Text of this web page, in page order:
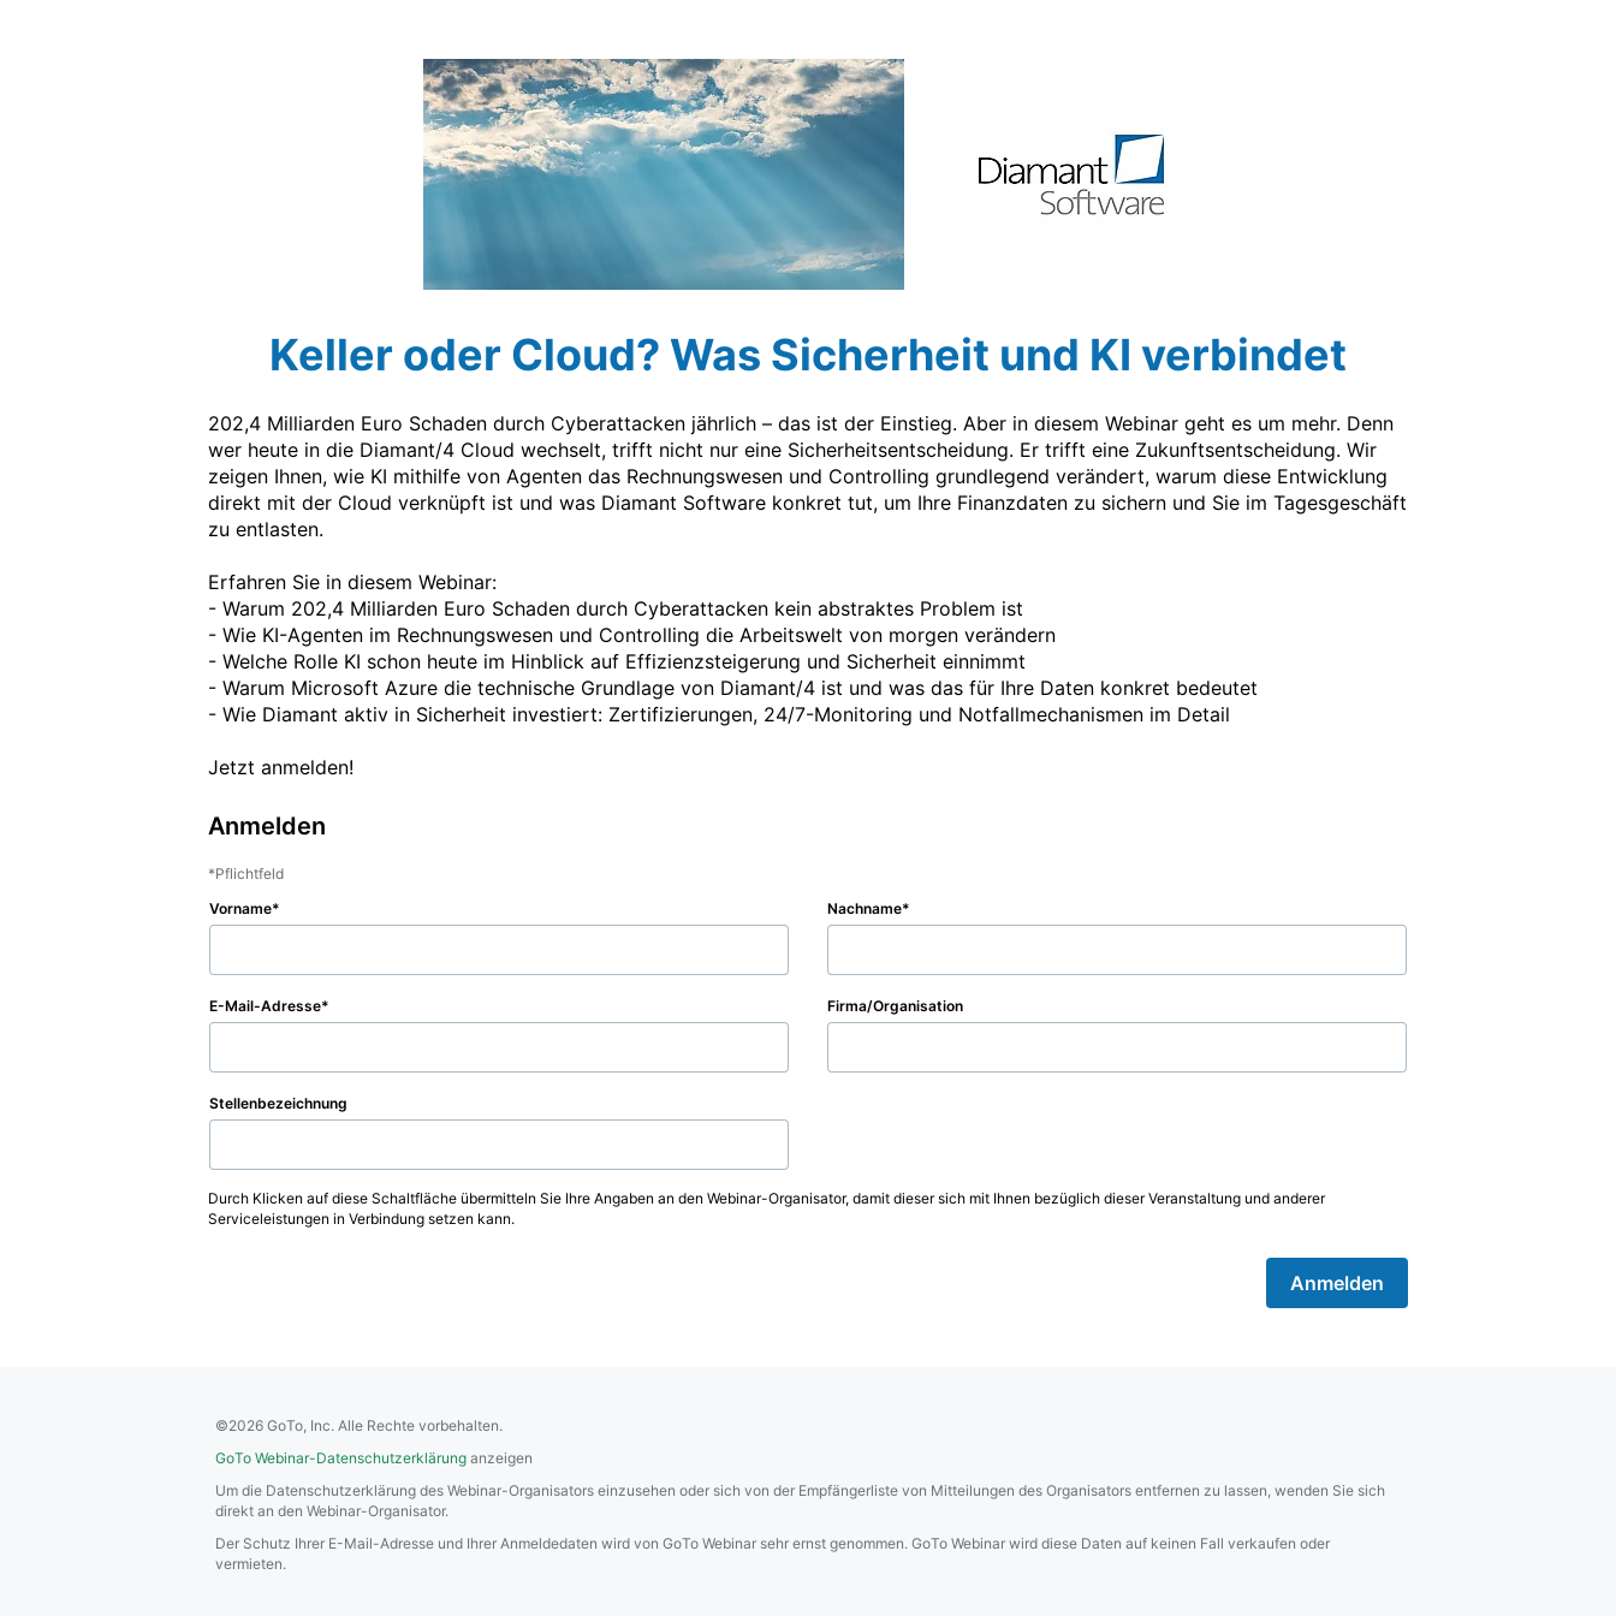
Keller oder Cloud? Was Sicherheit und KI verbindet
202,4 Milliarden Euro Schaden durch Cyberattacken jährlich – das ist der Einstieg. Aber in diesem Webinar geht es um mehr. Denn
wer heute in die Diamant/4 Cloud wechselt, trifft nicht nur eine Sicherheitsentscheidung. Er trifft eine Zukunftsentscheidung. Wir
zeigen Ihnen, wie KI mithilfe von Agenten das Rechnungswesen und Controlling grundlegend verändert, warum diese Entwicklung
direkt mit der Cloud verknüpft ist und was Diamant Software konkret tut, um Ihre Finanzdaten zu sichern und Sie im Tagesgeschäft
zu entlasten.
Erfahren Sie in diesem Webinar:
- Warum 202,4 Milliarden Euro Schaden durch Cyberattacken kein abstraktes Problem ist
- Wie KI-Agenten im Rechnungswesen und Controlling die Arbeitswelt von morgen verändern
- Welche Rolle KI schon heute im Hinblick auf Effizienzsteigerung und Sicherheit einnimmt
- Warum Microsoft Azure die technische Grundlage von Diamant/4 ist und was das für Ihre Daten konkret bedeutet
- Wie Diamant aktiv in Sicherheit investiert: Zertifizierungen, 24/7-Monitoring und Notfallmechanismen im Detail
Jetzt anmelden!
Anmelden
Pflichtfeld
Vorname
Nachname
E-Mail-Adresse Firma/Organisation
Stellenbezeichnung
Durch Klicken auf diese Schaltfläche übermitteln Sie Ihre Angaben an den Webinar-Organisator, damit dieser sich mit Ihnen bezüglich dieser Veranstaltung und anderer
Serviceleistungen in Verbindung setzen kann.
Anmelden
©2026 GoTo, Inc. Alle Rechte vorbehalten.
GoTo Webinar-Datenschutzerklärung anzeigen
Um die Datenschutzerklärung des Webinar-Organisators einzusehen oder sich von der Empfängerliste von Mitteilungen des Organisators entfernen zu lassen, wenden Sie sich
direkt an den Webinar-Organisator.
Der Schutz Ihrer E-Mail-Adresse und Ihrer Anmeldedaten wird von GoTo Webinar sehr ernst genommen. GoTo Webinar wird diese Daten auf keinen Fall verkaufen oder
vermieten.